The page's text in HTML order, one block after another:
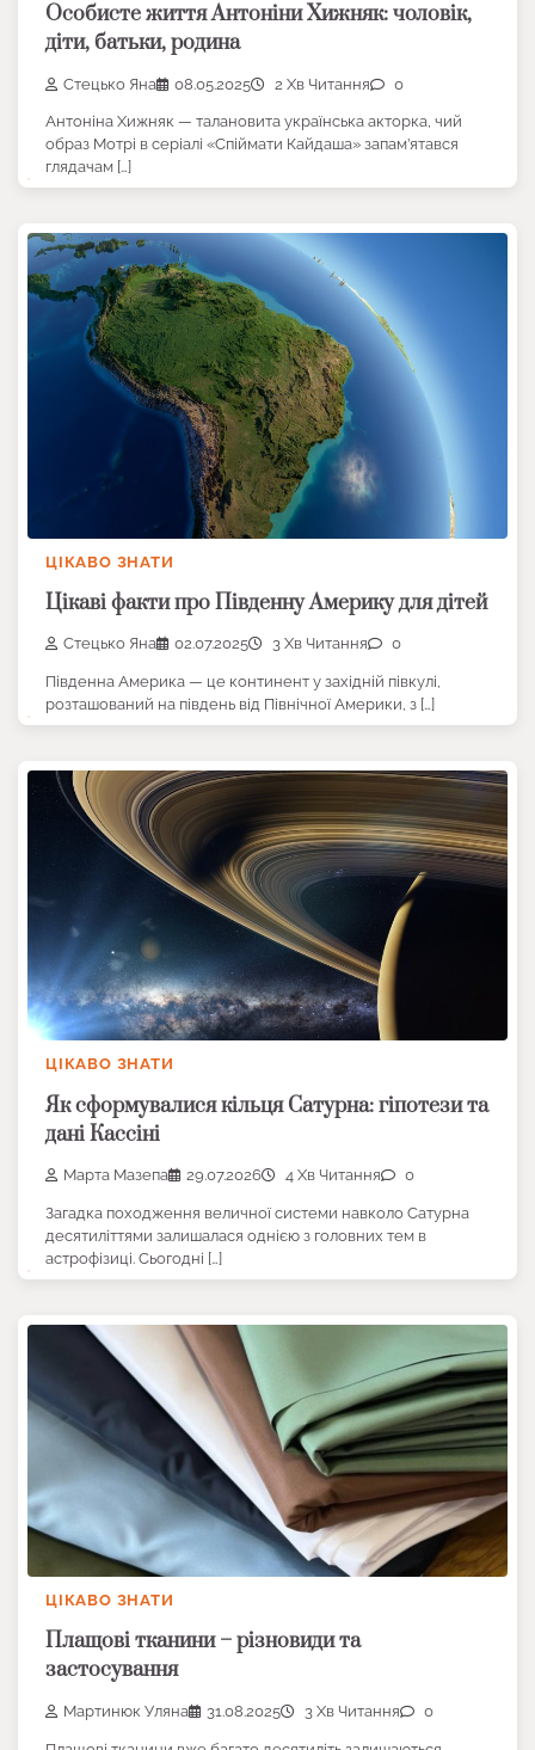
Особисте життя Антоніни Хижняк: чоловік,
діти, батьки, родина
Стецько Яна 08.05.2025 2 Хв Читання 0
Антоніна Хижняк — талановита українська акторка, чий
образ Мотрі в серіалі «Спіймати Кайдаша» запам’ятався
глядачам […]
ЦІКАВО ЗНАТИ
Цікаві факти про Південну Америку для дітей
Стецько Яна 02.07.2025 3 Хв Читання 0
Південна Америка — це континент у західній півкулі,
розташований на південь від Північної Америки, з […]
ЦІКАВО ЗНАТИ
Як сформувалися кільця Сатурна: гіпотези та
дані Кассіні
Марта Мазепа 29.07.2026 4 Хв Читання 0
Загадка походження величної системи навколо Сатурна
десятиліттями залишалася однією з головних тем в
астрофізиці. Сьогодні […]
ЦІКАВО ЗНАТИ
Плащові тканини – різновиди та
застосування
Мартинюк Уляна 31.08.2025 3 Хв Читання 0